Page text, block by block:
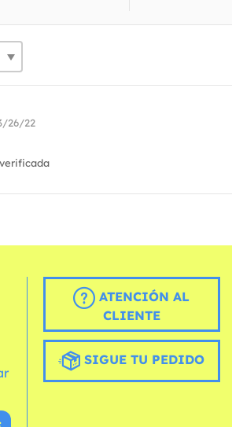
26/22
ATENCIÓN AL
CLIENTE
SIGUE TU PEDIDO